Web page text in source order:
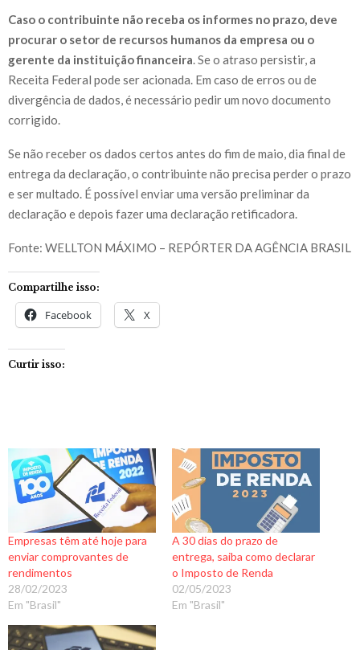
Caso o contribuinte não receba os informes no prazo, deve
procurar o setor de recursos humanos da empresa ou o
gerente da instituição financeira . Se o atraso persistir, a
Receita Federal pode ser acionada. Em caso de erros ou de
divergência de dados, é necessário pedir um novo documento
corrigido.
Se não receber os dados certos antes do fim de maio, dia final de
entrega da declaração, o contribuinte não precisa perder o prazo
e ser multado. É possível enviar uma versão preliminar da
declaração e depois fazer uma declaração retificadora.
Fonte: WELLTON MÁXIMO – REPÓRTER DA AGÊNCIA BRASIL
Compartilhe isso:
Facebook X
Curtir isso:
Empresas têm até hoje para
enviar comprovantes de
rendimentos
28/02/2023
Em "Brasil"
A 30 dias do prazo de
entrega, saiba como declarar
o Imposto de Renda
02/05/2023
Em "Brasil"